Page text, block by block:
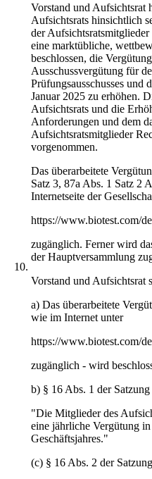
10.
Vorstand und Aufsichtsrat
Aufsichtsrats hinsichtlich
der
eine marktübliche,
beschlossen, die
Ausschussvergütung für
Prüfungsausschusses und
Januar 2025 zu erhöhen.
Aufsichtsrats und die
Anforderungen und dem
Aufsichtsratsmitglieder
vorgenommen.
Das überarbeitete
Satz 3, 87a Abs. 1 Satz 2
Internetseite der
https://www.biotest.com/
zugänglich. Ferner wird
der Hauptversammlung
Vorstand und Aufsichtsrat
a) Das überarbeitete
wie im Internet unter
https://www.biotest.com/
zugänglich - wird
b) § 16 Abs. 1 der
"Die Mitglieder des
eine jährliche Vergütung
Geschäftsjahres."
(c) § 16 Abs. 2 der